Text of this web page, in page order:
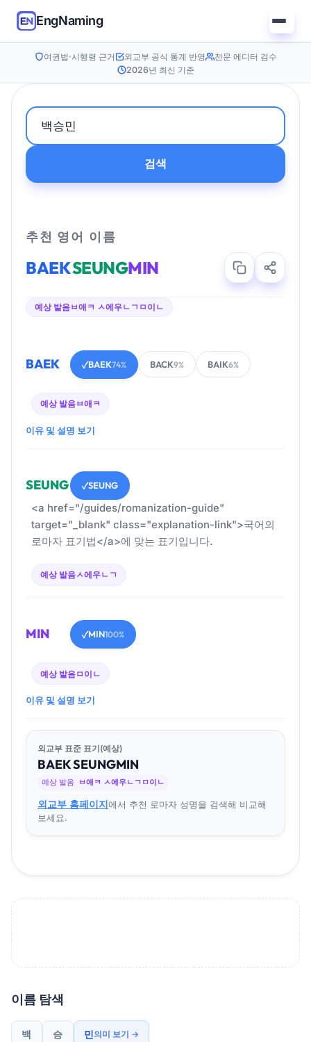
EngNaming
여권법·시행령 근거 외교부 공식 통계 반영
전문 에디터 검수
2026년 최신 기준
검색
추천 영어 이름
BAEKSEUNGMIN
예상 발음ㅂ애ㅋ ㅅ에우ㄴㄱㅁ이ㄴ
BAEK ✓BAEK74% BACK9% BAIK6%
예상 발음ㅂ애ㅋ
이유 및 설명 보기
SEUNG ✓SEUNG
<a href="/guides/romanization-guide"
target="_blank" class="explanation-link">국어의
로마자 표기법</a>에 맞는 표기입니다.
예상 발음ㅅ에우ㄴㄱ
MIN ✓MIN100%
예상 발음ㅁ이ㄴ
이유 및 설명 보기
외교부 표준 표기(예상)
BAEKSEUNGMIN
예상 발음 ㅂ애ㅋ ㅅ에우ㄴㄱㅁ이ㄴ
외교부 홈페이지에서 추천 로마자 성명을 검색해 비교해
보세요.
이름 탐색
백 승 민의미 보기 →